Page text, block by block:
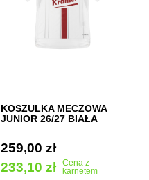
KOSZULKA MECZOWA
JUNIOR 26/27 BIAŁA
259,00 zł
233,10 zł
Cena z
karnetem